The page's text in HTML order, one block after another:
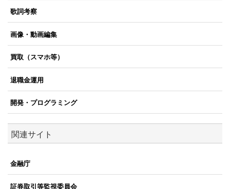
歌詞考察
画像・動画編集
買取（スマホ等）
退職金運用
開発・プログラミング
関連サイト
金融庁
証券取引等監視委員会